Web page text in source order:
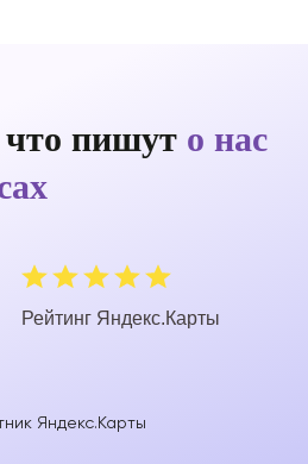
пишут о нас
Рейтинг Яндекс.Карты
Яндекс.Карты